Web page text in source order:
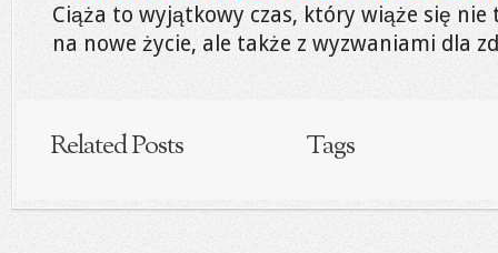
Ciąża to wyjątkowy czas, który wiąże się nie
na nowe życie, ale także z wyzwaniami dla
Related Posts Tags